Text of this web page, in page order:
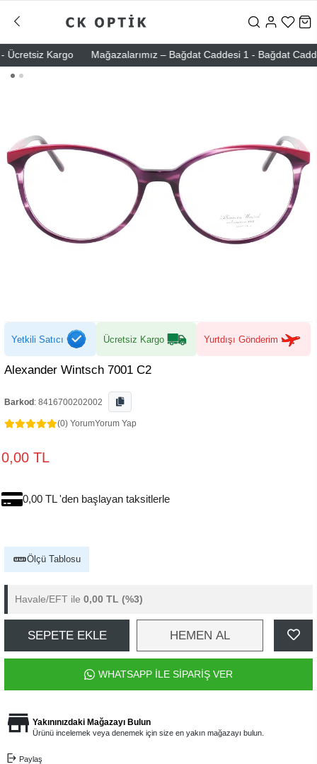
Kargo Mağazalarımız – Bağdat Caddesi 1 - Bağdat
Yetkili Satıcı Ücretsiz Kargo Yurtdışı Gönderim
Alexander Wintsch 7001 C2
Barkod : 8416700202002
(0) YorumYorum Yap
0,00 TL
0,00 TL 'den başlayan taksitlerle
Ölçü Tablosu
Havale/EFT ile 0,00 TL (%3)
SEPETE EKLE HEMEN AL
WHATSAPP İLE SİPARİŞ VER
Yakınınızdaki Mağazayı Bulun
Ürünü incelemek veya denemek için size en yakın mağazayı bulun.
Paylaş